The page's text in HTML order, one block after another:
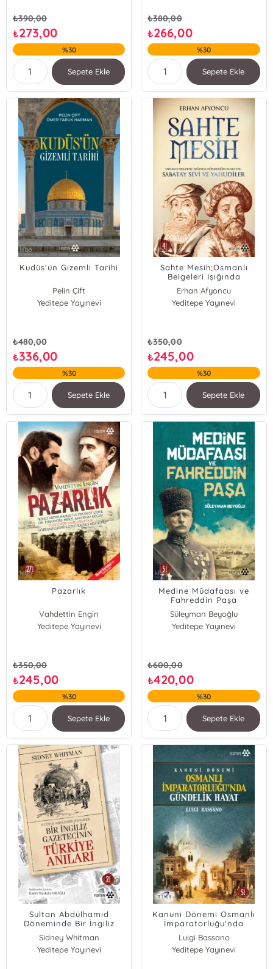
₺390,00
₺273,00
%30
Sepete Ekle
₺380,00
₺266,00
%30
Sepete Ekle
Kudüs'ün Gizemli Tarihi
Pelin Çift
Ömer Faruk Harman
Yeditepe Yayınevi
₺480,00
₺336,00
%30
Sepete Ekle
Sahte Mesih;Osmanlı
Belgeleri Işığında
Dönmeliğin Kurucusu
Sabatay Sevi ve Yahudiler
Erhan Afyoncu
Yeditepe Yayınevi
₺350,00
₺245,00
%30
Sepete Ekle
Pazarlık
Vahdettin Engin
Yeditepe Yayınevi
₺350,00
₺245,00
%30
Sepete Ekle
Medine Mûdafaası ve
Fahreddin Paşa
Süleyman Beyoğlu
Yeditepe Yayınevi
₺600,00
₺420,00
%30
Sepete Ekle
Sultan Abdülhamid
Döneminde Bir İngiliz
Gazetecinin Türkiye
Anıları
Sidney Whitman
Yeditepe Yayınevi
Kanuni Dönemi Osmanlı
İmparatorluğu'nda
Luigi Bassano
Yeditepe Yayınevi